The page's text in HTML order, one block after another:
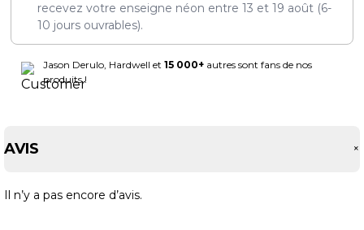
recevez votre enseigne néon entre 13 et 19 août (6-
10 jours ouvrables).
Jason Derulo, Hardwell et 15 000+ autres sont fans de nos
produits !
AVIS +
Il n’y a pas encore d’avis.